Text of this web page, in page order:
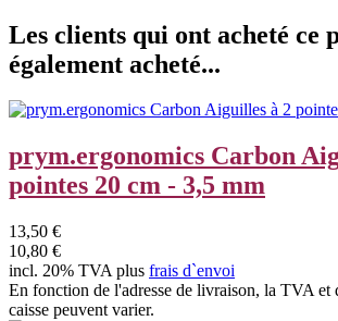
Les clients qui ont acheté ce
également acheté...
prym.ergonomics Carbon
pointes 20 cm - 3,5 mm
13,50 €
10,80 €
incl. 20% TVA plus frais d`envoi
En fonction de l'adresse de livraison, la TVA et
caisse peuvent varier.